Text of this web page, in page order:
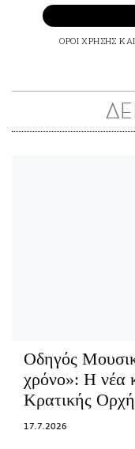
ΟΡΟΙ ΧΡΗΣΗΣ ΚΑΙ
Οδηγός
χρόνο»: Η νέα
Κρατικής
17.7.2026